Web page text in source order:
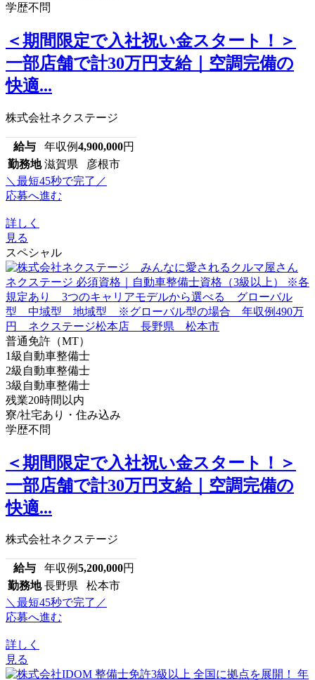
学歴不問
＜期間限定で入社祝い金スタート！＞
一部店舗で計30万円支給｜空調完備の
快適...
株式会社ネクステージ
給与 年収例4,900,000円
勤務地 滋賀県 彦根市
＼最短45秒で完了／
応募へ進む
詳しく
見る
スペシャル
普通免許（MT）
1級自動車整備士
2級自動車整備士
3級自動車整備士
残業20時間以内
寮/社宅あり・住み込み
学歴不問
＜期間限定で入社祝い金スタート！＞
一部店舗で計30万円支給｜空調完備の
快適...
株式会社ネクステージ
給与 年収例5,200,000円
勤務地 長野県 松本市
＼最短45秒で完了／
応募へ進む
詳しく
見る